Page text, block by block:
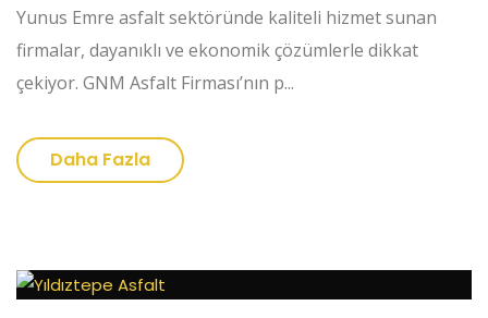
Yunus Emre asfalt sektöründe kaliteli hizmet sunan
firmalar, dayanıklı ve ekonomik çözümlerle dikkat
çekiyor. GNM Asfalt Firması’nın p...
Daha Fazla